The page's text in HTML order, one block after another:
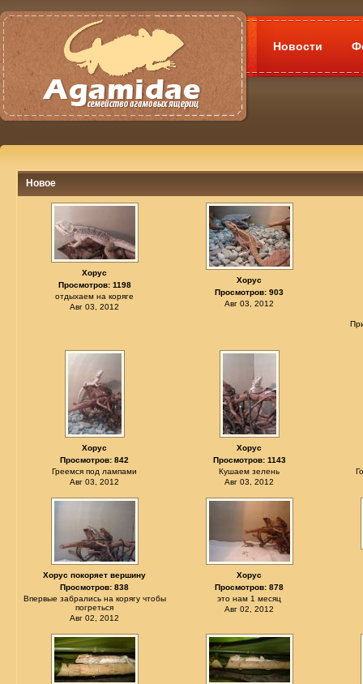
Новости
Новое
Хорус
Просмотров: 1198
отдыхаем на коряге
Авг 03, 2012
Хорус
Просмотров: 903
Авг 03, 2012
Хорус
Просмотров: 842
Греемся под лампами
Авг 03, 2012
Хорус
Просмотров: 1143
Кушаем зелень
Авг 03, 2012
Хорус покоряет вершину
Просмотров: 838
Впервые забрались на корягу чтобы
погреться
Авг 02, 2012
Хорус
Просмотров: 878
это нам 1 месяц
Авг 02, 2012